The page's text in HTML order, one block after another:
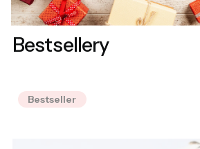
Bestsellery
Bestseller